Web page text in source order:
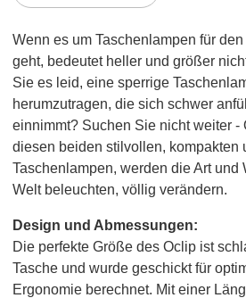
Wenn es um Taschenlampen für
geht, bedeutet heller und größer
Sie es leid, eine sperrige
herumzutragen, die sich schwer
einnimmt? Suchen Sie nicht weiter -
diesen beiden stilvollen, kompakten
Taschenlampen, werden die Art und
Welt beleuchten, völlig verändern.
Design und Abmessungen:
Die perfekte Größe des Oclip ist
Tasche und wurde geschickt für
Ergonomie berechnet. Mit einer